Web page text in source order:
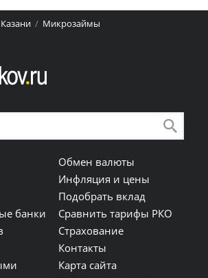
Микрозаймы
банки
Обмен валюты
Инфляция и цены
Подобрать вклад
Сравнить тарифы РКО
Страхование
Контакты
Карта сайта